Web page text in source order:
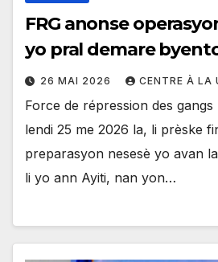
FRG anonse
yo pral demare
26 MAI 2026 CENTRE À LA
Force de répression des
lendi 25 me 2026 la, li prèske
preparasyon nesesè yo avan
li yo ann Ayiti, nan yon…